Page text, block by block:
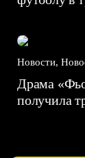
Новости,
Драма
получила